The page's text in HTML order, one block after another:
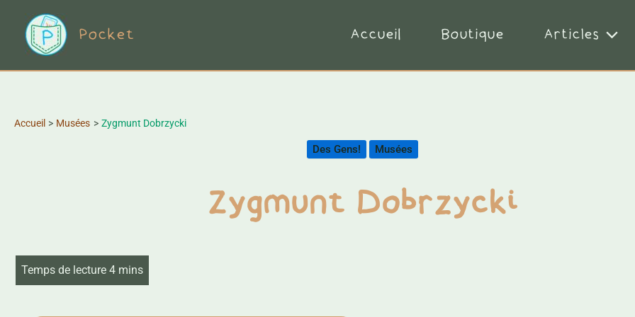
Pocket Accueil Boutique Articles
Accueil Musées Zygmunt Dobrzycki
Des Gens! Musées
Zygmunt Dobrzycki